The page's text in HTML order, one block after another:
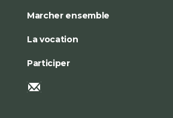
Marcher ensemble
La vocation
Participer